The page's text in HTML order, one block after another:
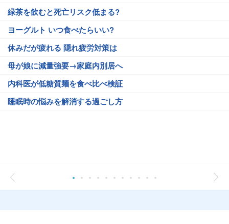
緑茶を飲むと死亡リスク低まる?
ヨーグルト いつ食べたらいい?
休みだが疲れる 隠れ疲労対策は
母が娘に減量強要→家庭内別居へ
内科医が低糖質麺を食べ比べ検証
睡眠時の悩みを解消する過ごし方